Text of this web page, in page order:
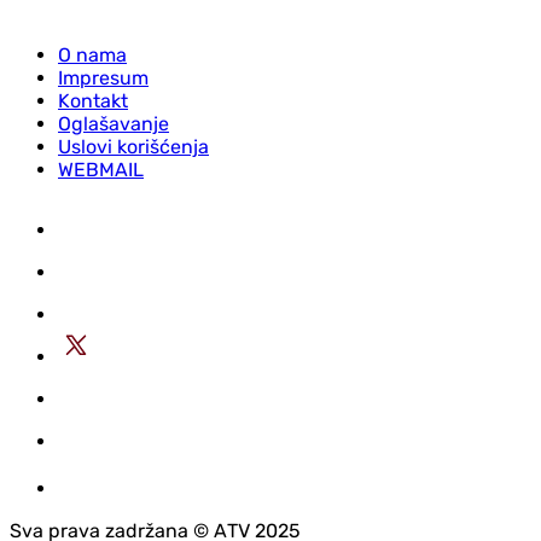
O nama
Impresum
Kontakt
Oglašavanje
Uslovi korišćenja
WEBMAIL
Sva prava zadržana © АTV 2025